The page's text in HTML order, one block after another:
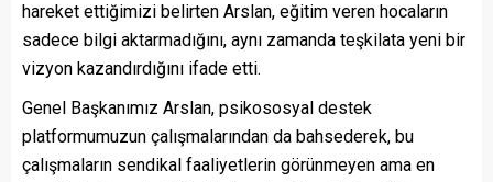
hareket ettiğimizi belirten Arslan, eğitim veren hocaların
sadece bilgi aktarmadığını, aynı zamanda teşkilata yeni bir
vizyon kazandırdığını ifade etti.
Genel Başkanımız Arslan, psikososyal destek
platformumuzun çalışmalarından da bahsederek, bu
çalışmaların sendikal faaliyetlerin görünmeyen ama en